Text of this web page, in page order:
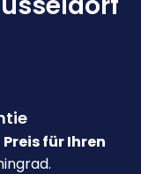
für Ihren